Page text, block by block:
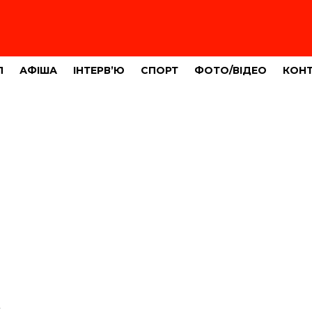
АФІША ІНТЕРВ’Ю СПОРТ ФОТО/ВІДЕО